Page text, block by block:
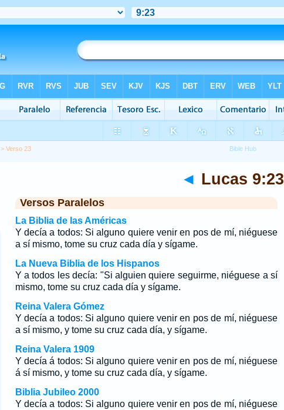
> Verso 23
◄ Lucas 9:23
Versos Paralelos
La Biblia de las Américas
Y decía a todos: Si alguno quiere venir en pos de mí, niéguese
a sí mismo, tome su cruz cada día y sígame.
La Nueva Biblia de los Hispanos
Y a todos les decía: "Si alguien quiere seguirme, niéguese a sí
mismo, tome su cruz cada día y sígame.
Reina Valera Gómez
Y decía a todos: Si alguno quiere venir en pos de mí, niéguese
a sí mismo, y tome su cruz cada día, y sígame.
Reina Valera 1909
Y decía á todos: Si alguno quiere venir en pos de mí, niéguese
á sí mismo, y tome su cruz cada día, y sígame.
Biblia Jubileo 2000
Y decía a todos: Si alguno quiere venir en pos de mí, niéguese